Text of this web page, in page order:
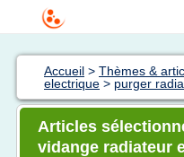
Accueil > Thèmes &
electrique > purger
Articles
vidange radiateur